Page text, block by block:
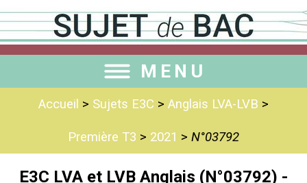
MENU
Accueil > Sujets E3C > Anglais LVA-LVB >
Première T3 > 2021 > N°03792
E3C LVA et LVB Anglais (N°03792) -